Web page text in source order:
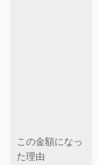
この金額になっ
た理由